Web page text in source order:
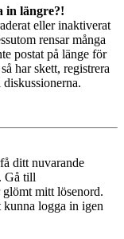
in längre?!
eller inaktiverat
rensar många
postat på länge för
har skett, registrera
ditt nuvarande
Gå till
mitt lösenord.
logga in igen